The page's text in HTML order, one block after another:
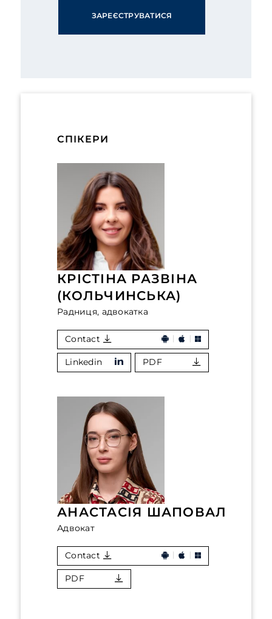
ЗАРЕЄСТРУВАТИСЯ
СПІКЕРИ
КРІСТІНА РАЗВІНА
(КОЛЬЧИНСЬКА)
Радниця, адвокатка
Contact
Linkedin PDF
АНАСТАСІЯ ШАПОВАЛ
Адвокат
Contact
PDF